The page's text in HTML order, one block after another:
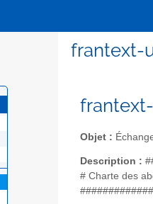
frantext-
Objet :
Description :
# Charte des